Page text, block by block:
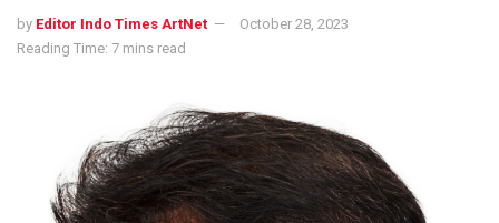
by Editor Indo Times ArtNet
October 28, 2023
Reading Time: 7 mins read